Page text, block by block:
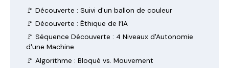
🚩 Découverte : Suivi d'un ballon de couleur
🚩 Découverte : Éthique de l’IA
🚩 Séquence Découverte : 4 Niveaux d'Autonomie
d'une Machine
🚩 Algorithme : Bloqué vs. Mouvement